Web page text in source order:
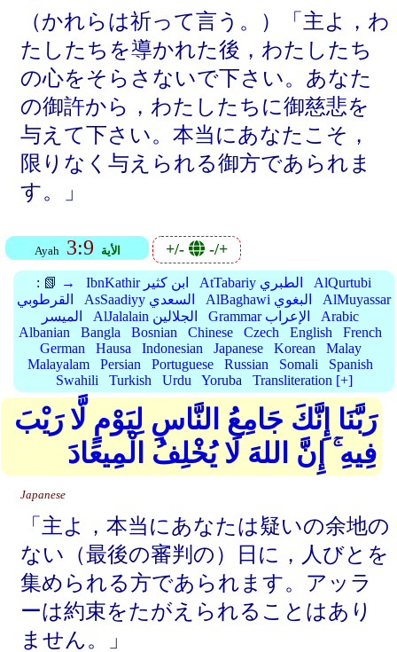
（かれらは祈って言う。）「主よ，わ
たしたちを導かれた後，わたしたち
の心をそらさないで下さい。あなた
の御許から，わたしたちに御慈悲を
与えて下さい。本当にあなたこそ，
限りなく与えられる御方であられま
す。」
Ayah 3:9 الأية +/- -/+
: 📗 → IbnKathir ابن كثير AtTabariy الطبري
AlQurtubi
القرطوبي
AsSaadiyy السعدي AlBaghawi البغوي
AlMuyassar
الميسر
AlJalalain الجلالين Grammar الإعراب
Arabic
Albanian
Bangla Bosnian Chinese Czech English
French
German
Hausa Indonesian Japanese Korean
Malay
Malayalam
Persian Portuguese Russian Somali
Spanish
Swahili
Turkish Urdu Yoruba Transliteration [+]
رَبَّنَا إِنَّكَ جَامِعُ النَّاسِ لِيَوْمٍ لَّا رَيْبَ
فِيهِ ۚ إِنَّ اللهَ لَا يُخْلِفُ الْمِيعَادَ
Japanese
「主よ，本当にあなたは疑いの余地の
ない（最後の審判の）日に，人びとを
集められる方であられます。アッラ
ーは約束をたがえられることはあり
ません。」